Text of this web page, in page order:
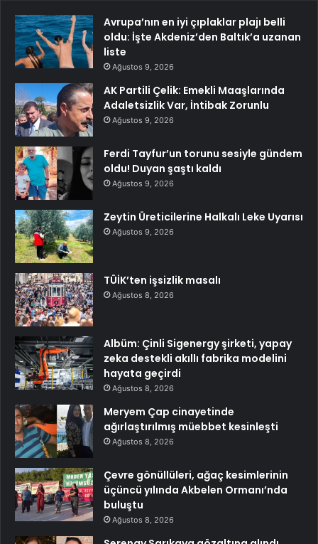
Avrupa’nın en iyi çıplaklar plajı belli
oldu: İşte Akdeniz’den Baltık’a uzanan
liste
Ağustos 9, 2026
AK Partili Çelik: Emekli Maaşlarında
Adaletsizlik Var, İntibak Zorunlu
Ağustos 9, 2026
Ferdi Tayfur’un torunu sesiyle gündem
oldu! Duyan şaştı kaldı
Ağustos 9, 2026
Zeytin Üreticilerine Halkalı Leke Uyarısı
Ağustos 9, 2026
TÜİK’ten işsizlik masalı
Ağustos 8, 2026
Albüm: Çinli Sigenergy şirketi, yapay
zeka destekli akıllı fabrika modelini
hayata geçirdi
Ağustos 8, 2026
Meryem Çap cinayetinde
ağırlaştırılmış müebbet kesinleşti
Ağustos 8, 2026
Çevre gönüllüleri, ağaç kesimlerinin
üçüncü yılında Akbelen Ormanı’nda
buluştu
Ağustos 8, 2026